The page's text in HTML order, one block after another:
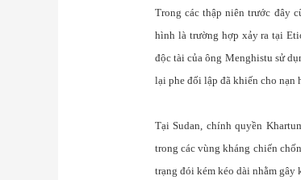
Trong các thập niên trước đây
hình là trường hợp xảy ra tại
độc tài của ông Menghistu sử
lại phe đối lập đã khiến cho nạn
Tại Sudan, chính quyền
trong các vùng kháng chiến
trạng đói kém kéo dài nhằm gây